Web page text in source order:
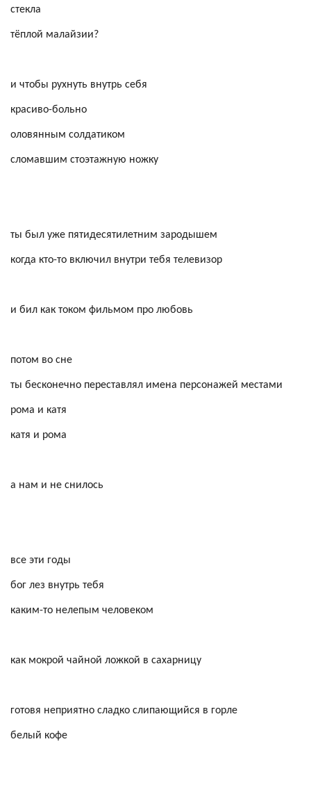
стекла
тёплой малайзии?
и чтобы рухнуть внутрь себя
красиво-больно
оловянным солдатиком
сломавшим стоэтажную ножку
ты был уже пятидесятилетним зародышем
когда кто-то включил внутри тебя телевизор
и бил как током фильмом про любовь
потом во сне
ты бесконечно переставлял имена персонажей местами
рома и катя
катя и рома
а нам и не снилось
все эти годы
бог лез внутрь тебя
каким-то нелепым человеком
как мокрой чайной ложкой в сахарницу
готовя неприятно сладко слипающийся в горле
белый кофе